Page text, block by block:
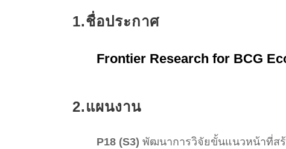
1.ชื่อประกาศ
Frontier Research for BCG
2.แผนงาน
P18 (S3) พัฒนาการวิจัยขั้นแนวหน้าที่ส